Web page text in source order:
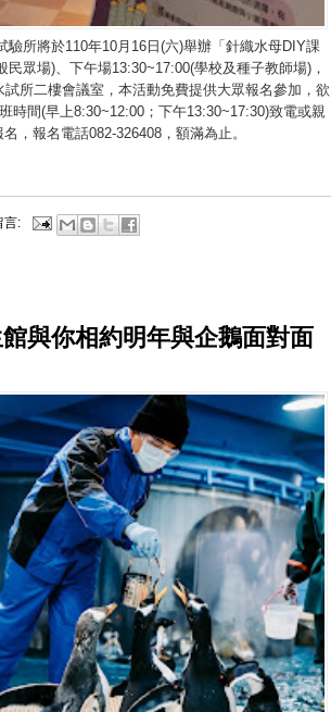
驗所將於110年10月16日(六)舉辦「針織水母DIY課
眾場)、下午場13:30~17:00(學校及種子教師場)，
所二樓會議室，本活動免費提供大眾報名參加，欲
時間(早上8:30~12:00；下午13:30~17:30)致電或親
，報名電話082-326408，額滿為止。
言:
與你相約明年與企鵝面對面